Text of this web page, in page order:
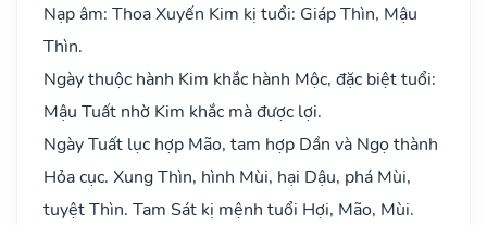
Nạp âm: Thoa Xuyến Kim kị tuổi: Giáp Thìn, Mậu
Thìn.
Ngày thuộc hành Kim khắc hành Mộc, đặc biệt tuổi:
Mậu Tuất nhờ Kim khắc mà được lợi.
Ngày Tuất lục hợp Mão, tam hợp Dần và Ngọ thành
Hỏa cục. Xung Thìn, hình Mùi, hại Dậu, phá Mùi,
tuyệt Thìn. Tam Sát kị mệnh tuổi Hợi, Mão, Mùi.